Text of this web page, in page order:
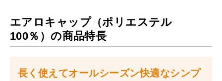
エアロキャップ（ポリエステル
100％）の商品特長
長く使えてオールシーズン快適なシンプ